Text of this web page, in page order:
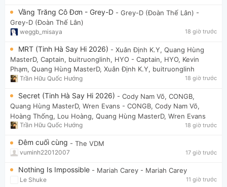
Vầng Trăng Cô Đơn - Grey-D - Grey-D (Đoàn Thế Lân) -
Grey-D (Đoàn Thế Lân)
weggb_misaya 18 giờ trước
MRT (Tinh Hà Say Hi 2026) - Xuân Định K.Y, Quang Hùng
MasterD, Captain, buitruonglinh, HYO - Captain, HYO, Kevin
Phạm, Quang Hùng MasterD, Xuân Định K.Y, buitruonglinh
Trần Hữu Quốc Hướng 18 giờ trước
Secret (Tinh Hà Say Hi 2026) - Cody Nam Võ, CONGB,
Quang Hùng MasterD, Wren Evans - CONGB, Cody Nam Võ,
Hoàng Thống, Lou Hoàng, Quang Hùng MasterD, Wren Evans
Trần Hữu Quốc Hướng 18 giờ trước
Đêm cuối cùng - The VDM
vuminh22012007 17 giờ trước
Nothing Is Impossible - Mariah Carey - Mariah Carey
Le Shuke 11 giờ trước